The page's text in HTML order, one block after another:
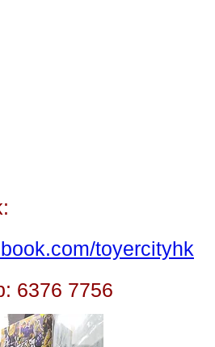
toyercityhk
6376 7756